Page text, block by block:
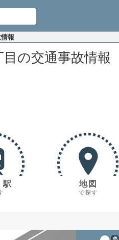
報
の交通事故情報
駅 地図
で探す
他